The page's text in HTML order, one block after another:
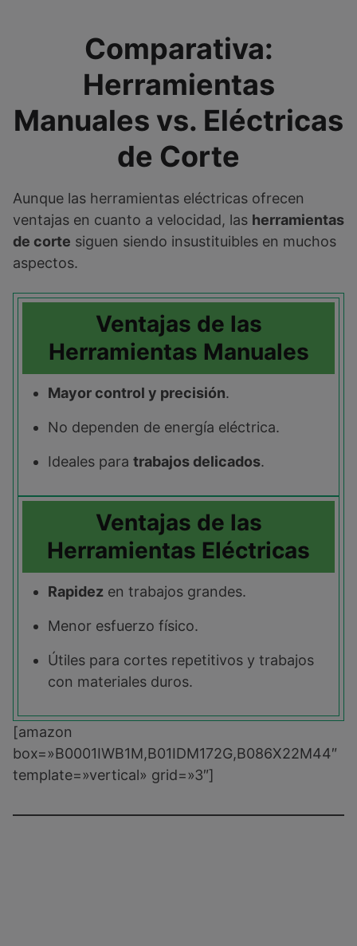
Comparativa:
Herramientas
Manuales vs. Eléctricas
de Corte
Aunque las herramientas eléctricas ofrecen
ventajas en cuanto a velocidad, las herramientas
de corte siguen siendo insustituibles en muchos
aspectos.
Ventajas de las
Herramientas Manuales
Mayor control y precisión.
No dependen de energía eléctrica.
Ideales para trabajos delicados.
Ventajas de las
Herramientas Eléctricas
Rapidez en trabajos grandes.
Menor esfuerzo físico.
Útiles para cortes repetitivos y trabajos
con materiales duros.
[amazon
box=»B0001IWB1M,B01IDM172G,B086X22M44″
template=»vertical» grid=»3″]